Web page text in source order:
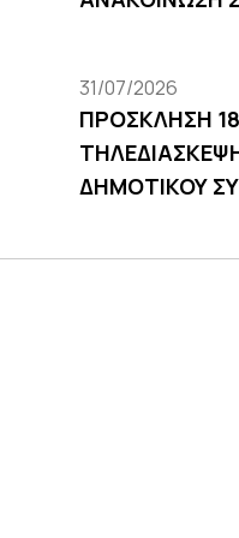
31/07/2026
ΠΡΟΣΚΛΗΣΗ
ΔΗΜΟΤΙΚΟΥ